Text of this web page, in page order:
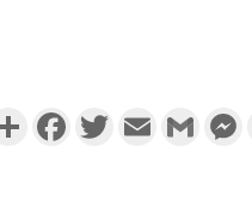
PartagerFacebookTwitterEmail Gmail